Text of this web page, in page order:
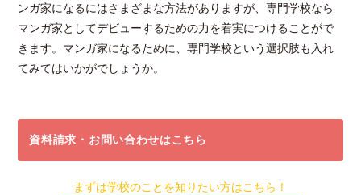
ンガ家になるにはさまざまな方法がありますが、専門学校なら
マンガ家としてデビューするための力を着実につけることがで
きます。マンガ家になるために、専門学校という選択肢も入れ
てみてはいかがでしょうか。
資料請求・お問い合わせはこちら
まずは学校のことを知りたい方はこちら！